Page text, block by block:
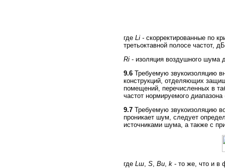
где Li - скорректированные по
третьоктавной полосе частот,
Ri - изоляция воздушного шума
9.6 Требуемую звукоизоляцию
конструкций, отделяющих
помещений, перечисленных в
частот нормируемого
9.7 Требуемую звукоизоляцию
проникает шум, следует
источниками шума, а также с
где Lш, S, Ви, k - то же, что и в